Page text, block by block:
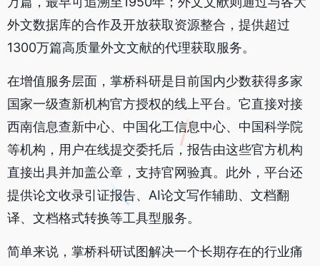
外文数据库的合作及开放获取资源整合，提供超过
1300万篇高质量外文文献的代理获取服务。
在增值服务层面，掌桥科研是目前国内少数获得多家
国家一级查新机构官方授权的线上平台。它直接对接
西南信息查新中心、中国化工信息中心、中国科学院
等机构，用户在线提交委托后，报告由这些官方机构
直接出具并加盖公章，支持官网验真。此外，平台还
提供论文收录引证报告、AI论文写作辅助、文档翻
译、文档格式转换等工具型服务。
简单来说，掌桥科研试图解决一个长期存在的行业痛